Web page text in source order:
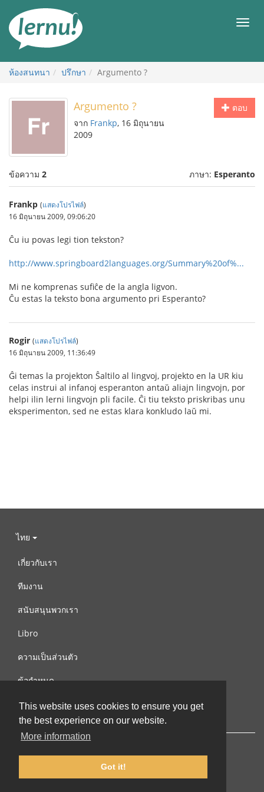
This website uses cookies to ensure you get
the best experience on our website.
More information
Got it!
สารบัญ
เมนู
ห้องสนทนา ปรึกษา Argumento ?
ตอบ
Argumento ?
จาก Frankp, 16 มิถุนายน
2009
ข้อความ 2 ภาษา: Esperanto
Frankp (แสดงโปรไฟล์)
16 มิถุนายน 2009, 09:06:20
Ĉu iu povas legi tion tekston?
http://www.springboard2languages.org/Summary%20of%...
Mi ne komprenas sufiĉe de la angla ligvon.
Ĉu estas la teksto bona argumento pri Esperanto?
Rogir (แสดงโปรไฟล์)
16 มิถุนายน 2009, 11:36:49
Ĝi temas la projekton Ŝaltilo al lingvoj, projekto en la UR kiu
celas instrui al infanoj esperanton antaŭ aliajn lingvojn, por
helpi ilin lerni lingvojn pli facile. Ĉi tiu teksto priskribas unu
eksperimenton, sed ne estas klara konkludo laŭ mi.
ไทย
เกี่ยวกับเรา
ทีมงาน
สนับสนุนพวกเรา
Libro
ความเป็นส่วนตัว
ข้อกำหนด
ติดต่อเรา
© 2002-2026 lernu.net |Impressum